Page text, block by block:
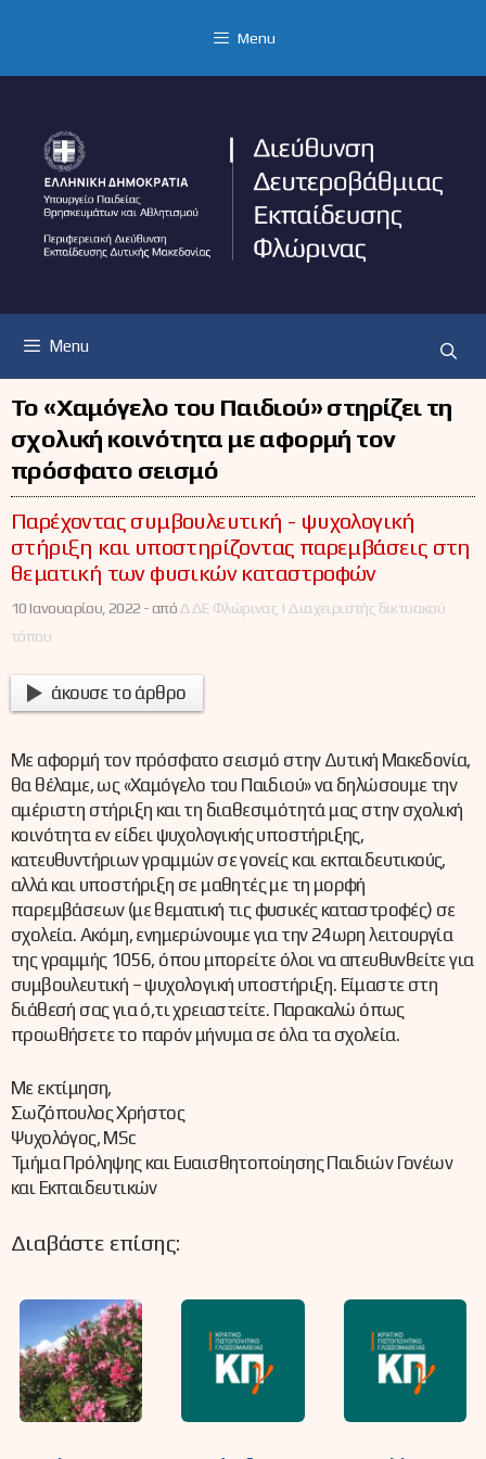
Menu
Menu
Το «Χαμόγελο του Παιδιού» στηρίζει τη
σχολική κοινότητα με αφορμή τον
πρόσφατο σεισμό
Παρέχοντας συμβουλευτική - ψυχολογική
στήριξη και υποστηρίζοντας παρεμβάσεις στη
θεματική των φυσικών καταστροφών
10 Ιανουαρίου, 2022 -απόΔΔΕ Φλώρινας | Διαχειριστής δικτυακού
τόπου
άκουσε το άρθρο
Με αφορμή τον πρόσφατο σεισμό στην Δυτική Μακεδονία,
θα θέλαμε, ως «Χαμόγελο του Παιδιού» να δηλώσουμε την
αμέριστη στήριξη και τη διαθεσιμότητά μας στην σχολική
κοινότητα εν είδει ψυχολογικής υποστήριξης,
κατευθυντήριων γραμμών σε γονείς και εκπαιδευτικούς,
αλλά και υποστήριξη σε μαθητές με τη μορφή
παρεμβάσεων (με θεματική τις φυσικές καταστροφές) σε
σχολεία. Ακόμη, ενημερώνουμε για την 24ωρη λειτουργία
της γραμμής 1056, όπου μπορείτε όλοι να απευθυνθείτε για
συμβουλευτική – ψυχολογική υποστήριξη. Είμαστε στη
διάθεσή σας για ό,τι χρειαστείτε. Παρακαλώ όπως
προωθήσετε το παρόν μήνυμα σε όλα τα σχολεία.
Με εκτίμηση,
Σωζόπουλος Χρήστος
Ψυχολόγος, MSc
Τμήμα Πρόληψης και Ευαισθητοποίησης Παιδιών Γονέων
και Εκπαιδευτικών
Διαβάστε επίσης: